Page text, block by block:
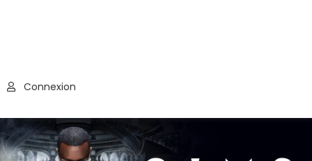
Connexion